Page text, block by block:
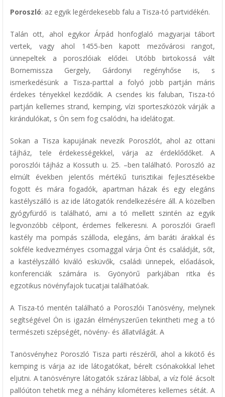
Poroszló: az egyik legérdekesebb falu a Tisza-tó partvidékén.
Talán ott, ahol egykor Árpád honfoglaló magyarjai tábort
vertek, vagy ahol 1455-ben kapott mezővárosi rangot,
ünnepeltek a poroszlóiak elődei. Utóbb birtokossá vált
Bornemissza Gergely, Gárdonyi regényhőse is, s
ismerkedésünk a Tisza-parttal a folyó jobb partján máris
érdekes tényekkel kezdődik. A csendes kis faluban, Tisza-tó
partján kellemes strand, kemping, vízi sporteszközök várják a
kirándulókat, s Ön sem fog csalódni, ha idelátogat.
Sokan a Tisza kapujának nevezik Poroszlót, ahol az ottani
tájház, tele érdekességekkel, várja az érdeklődőket. A
poroszlói tájház a Kossuth u. 25. –ben található. Poroszló az
elmúlt években jelentős mértékű turisztikai fejlesztésekbe
fogott és mára fogadók, apartman házak és egy elegáns
kastélyszálló is az ide látogatók rendelkezésére áll. A közelben
gyógyfürdő is található, ami a tó mellett szintén az egyik
legvonzóbb célpont, érdemes felkeresni. A poroszlói Graefl
kastély ma pompás szálloda, elegáns, ám baráti árakkal és
sokféle kedvezményes csomaggal várja Önt és családját, sőt,
a kastélyszálló kiváló esküvők, családi ünnepek, előadások,
konferenciák számára is. Gyönyörű parkjában ritka és
egzotikus növényfajok tucatjai találhatóak.
A Tisza-tó mentén található a Poroszlói Tanösvény, melynek
segítségével Ön is igazán élményszerűen tekintheti meg a tó
természeti szépségét, növény- és állatvilágát. A
Tanösvényhez Poroszló Tisza parti részéről, ahol a kikötő és
kemping is várja az ide látogatókat, bérelt csónakokkal lehet
eljutni. A tanösvényre látogatók száraz lábbal, a víz fölé ácsolt
pallóúton tehetik meg a néhány kilométeres kellemes sétát. A